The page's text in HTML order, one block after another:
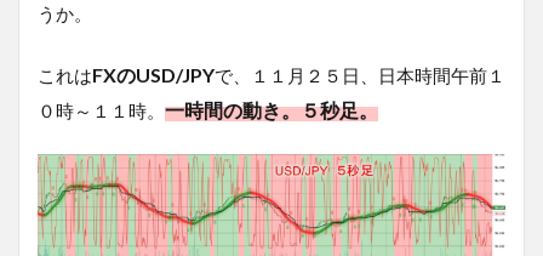
うか。
これはFXのUSD/JPYで、１１月２５日、日本時間午前１
０時～１１時。 一時間の動き。５秒足。